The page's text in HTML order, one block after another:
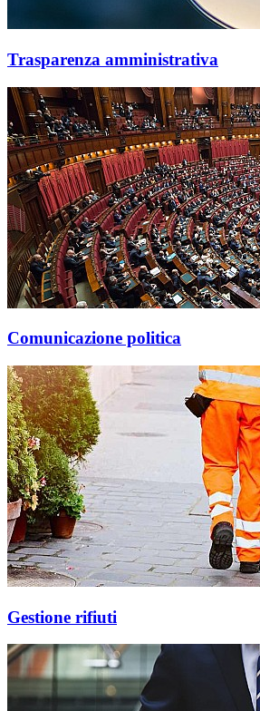
Trasparenza amministrativa
Comunicazione politica
Gestione rifiuti